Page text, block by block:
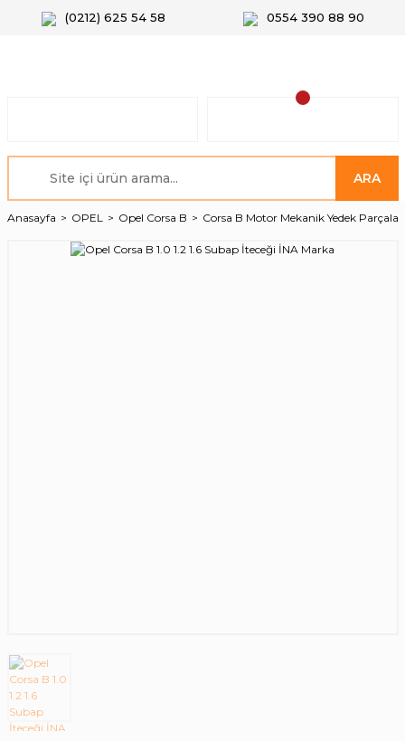
(0212) 625 54 58 0554 390 88 90
ARA
Anasayfa OPEL Opel Corsa B Corsa B Motor Mekanik Yedek Parçaları